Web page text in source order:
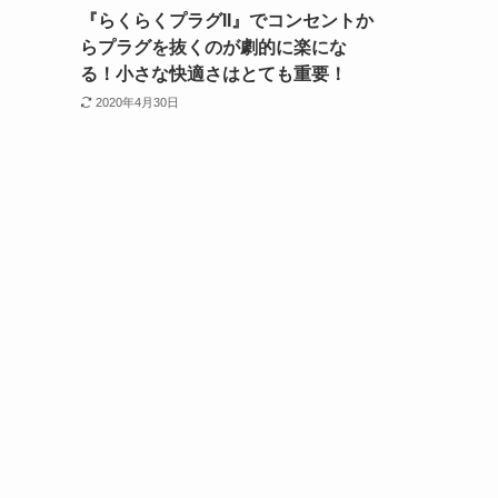
『らくらくプラグII』でコンセントか
らプラグを抜くのが劇的に楽にな
る！小さな快適さはとても重要！
2020年4月30日